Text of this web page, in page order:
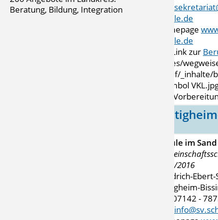
schule.de
Homepage
schule.de
mit Link zur
VKL-
Schule im Sand
2015/2016
Friedrich-
Bietigheim-
Tel. 07142 -
Beratung, Bildung, Integration